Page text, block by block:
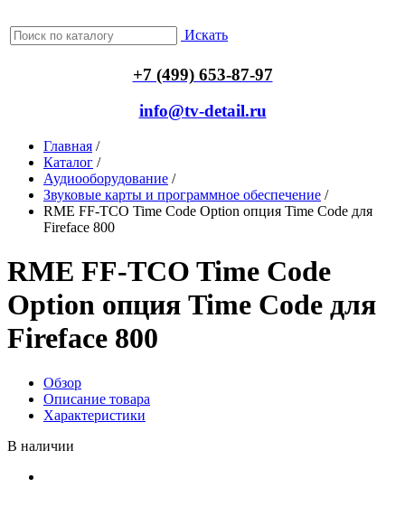
Искать
+7 (499) 653-87-97
info@tv-detail.ru
Главная /
Каталог /
Аудиооборудование /
Звуковые карты и программное обеспечение /
RME FF-TCO Time Code Option опция Time Code для
Fireface 800
RME FF-TCO Time Code
Option опция Time Code для
Fireface 800
Обзор
Описание товара
Характеристики
В наличии